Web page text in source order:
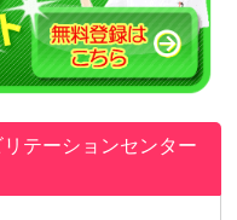
テーションセンター